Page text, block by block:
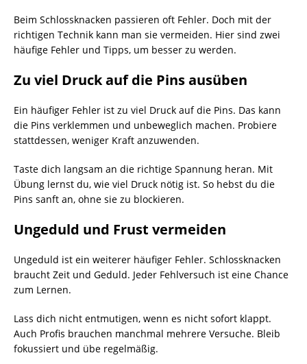
Beim Schlossknacken passieren oft Fehler. Doch mit der
richtigen Technik kann man sie vermeiden. Hier sind zwei
häufige Fehler und Tipps, um besser zu werden.
Zu viel Druck auf die Pins ausüben
Ein häufiger Fehler ist zu viel Druck auf die Pins. Das kann
die Pins verklemmen und unbeweglich machen. Probiere
stattdessen, weniger Kraft anzuwenden.
Taste dich langsam an die richtige Spannung heran. Mit
Übung lernst du, wie viel Druck nötig ist. So hebst du die
Pins sanft an, ohne sie zu blockieren.
Ungeduld und Frust vermeiden
Ungeduld ist ein weiterer häufiger Fehler. Schlossknacken
braucht Zeit und Geduld. Jeder Fehlversuch ist eine Chance
zum Lernen.
Lass dich nicht entmutigen, wenn es nicht sofort klappt.
Auch Profis brauchen manchmal mehrere Versuche. Bleib
fokussiert und übe regelmäßig.